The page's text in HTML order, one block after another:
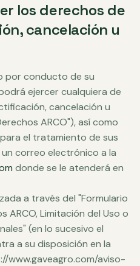
los derechos de
cancelación u
por conducto de su
ejercer cualquiera de
cancelación u
ARCO"), así como
el tratamiento de sus
correo electrónico a la
donde se le atenderá en
a través del "Formulario
ARCO, Limitación del Uso o
(en lo sucesivo el
a su disposición en la
www.gaveagro.com/aviso-